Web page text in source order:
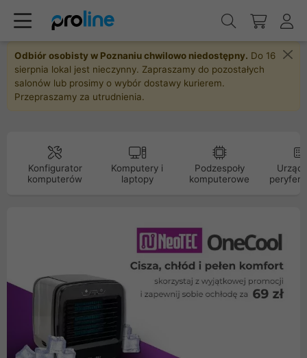
Odbiór osobisty w Poznaniu chwilowo niedostępny. Do 16
sierpnia lokal jest nieczynny. Zapraszamy do pozostałych
salonów lub prosimy o wybór dostawy kurierem.
Przepraszamy za utrudnienia.
Konfigurator
komputerów
Komputery i
laptopy
Podzespoły
komputerowe